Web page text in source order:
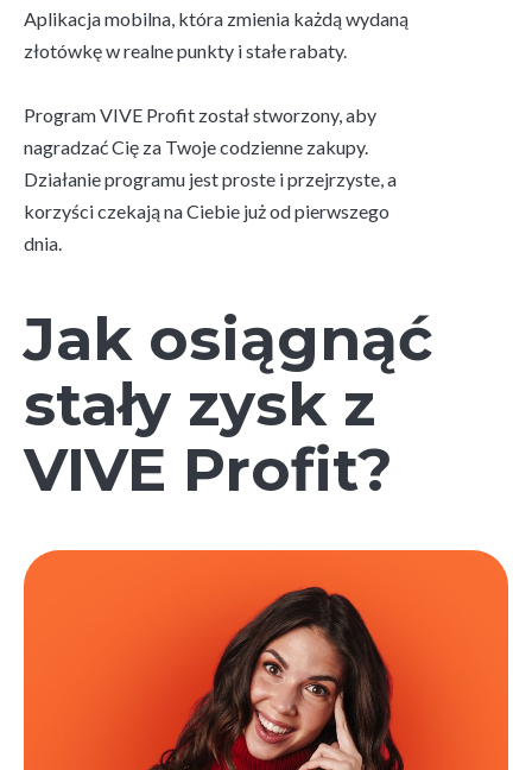
Aplikacja mobilna, która zmienia każdą wydaną
złotówkę w realne punkty i stałe rabaty.
Program VIVE Profit został stworzony, aby
nagradzać Cię za Twoje codzienne zakupy.
Działanie programu jest proste i przejrzyste, a
korzyści czekają na Ciebie już od pierwszego
dnia.
Jak osiągnąć
stały zysk z
VIVE Profit?